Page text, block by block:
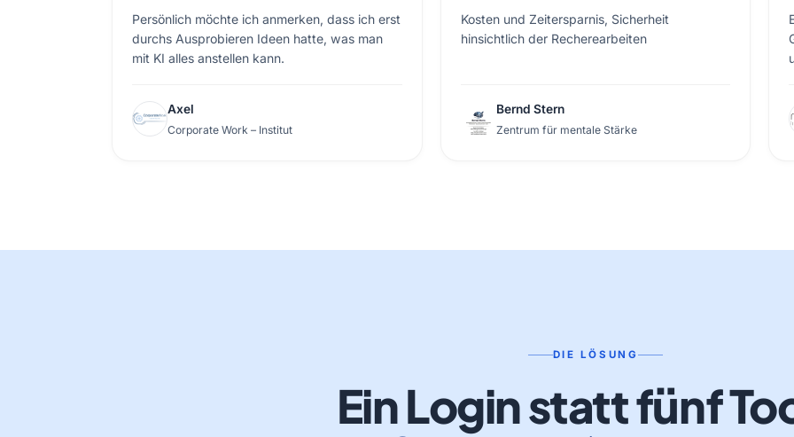
Persönlich möchte ich anmerken, dass ich erst
durchs Ausprobieren Ideen hatte, was man
mit KI alles anstellen kann.
Axel
Corporate Work – Institut
Kosten und Zeitersparnis, Sicherheit
hinsichtlich der Recherearbeiten
Bernd Stern
Zentrum für mentale Stärke
DIE LÖSUNG
Ein Login statt fünf